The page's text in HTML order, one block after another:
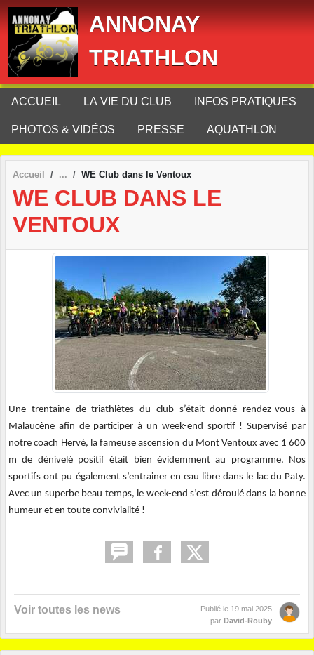
ANNONAY
TRIATHLON
ACCUEIL LA VIE DU CLUB INFOS PRATIQUES
PHOTOS & VIDÉOS PRESSE AQUATHLON
Accueil WE Club dans le Ventoux
WE CLUB DANS LE
VENTOUX
Une trentaine de triathlètes du club s’était donné rendez-vous à
Malaucène afin de participer à un week-end sportif ! Supervisé par
notre coach Hervé, la fameuse ascension du Mont Ventoux avec 1 600
m de dénivelé positif était bien évidemment au programme. Nos
sportifs ont pu également s’entrainer en eau libre dans le lac du Paty.
Avec un superbe beau temps, le week-end s’est déroulé dans la bonne
humeur et en toute convivialité !
Voir toutes les news Publié le 19 mai 2025
par David-Rouby
Panneau de gestion des cookies